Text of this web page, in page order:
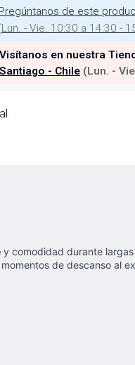
de este
Lun. - Vie. 10:30 a 14:30 -
Visítanos en nuestra
Santiago - Chile (Lun. -
y comodidad durante
de descanso al